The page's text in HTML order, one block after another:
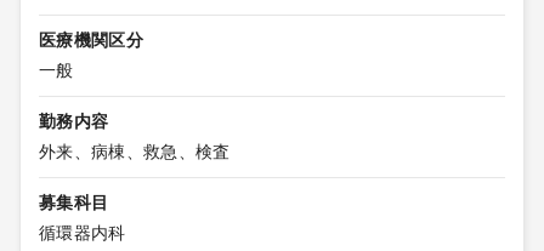
医療機関区分
一般
勤務内容
外来、病棟、救急、検査
募集科目
循環器内科